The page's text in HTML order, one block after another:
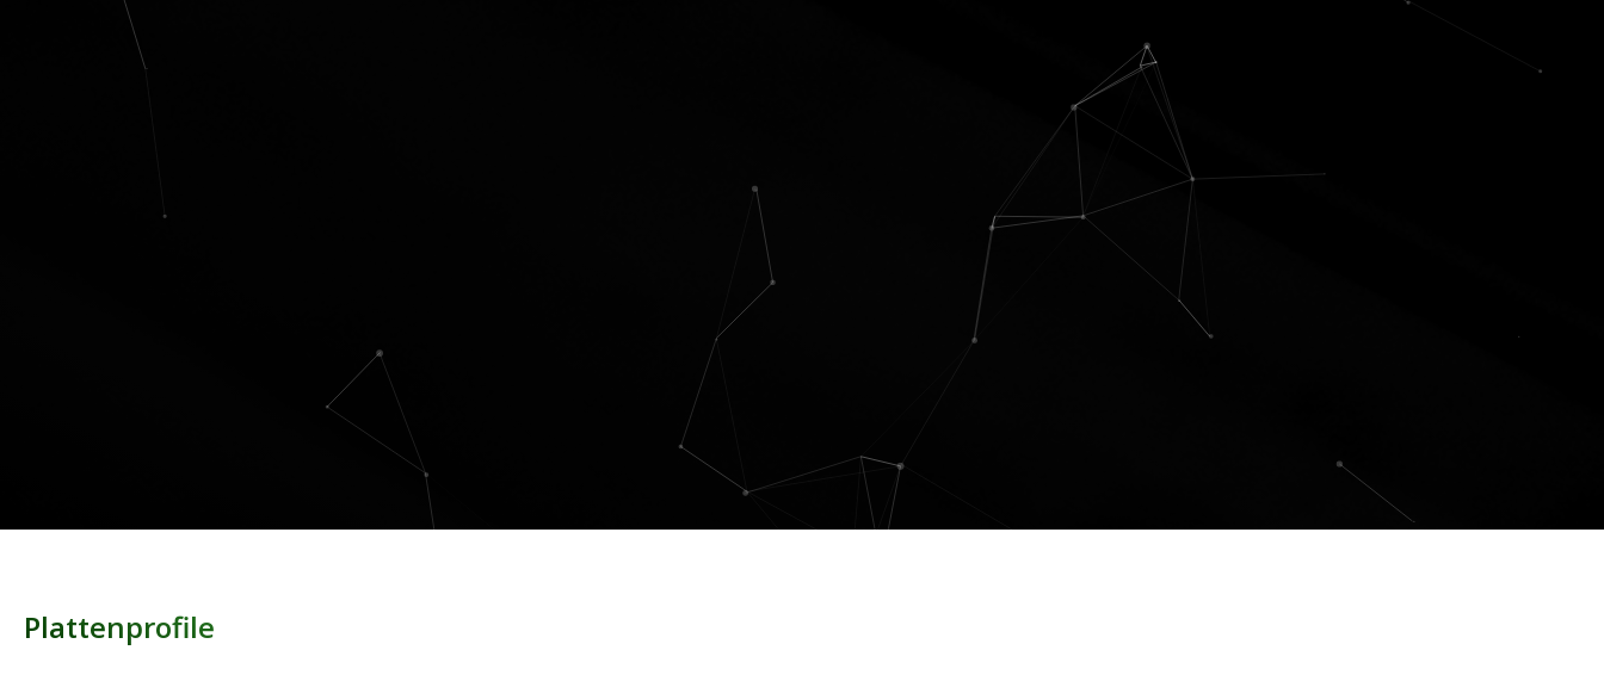
Plattenprofile